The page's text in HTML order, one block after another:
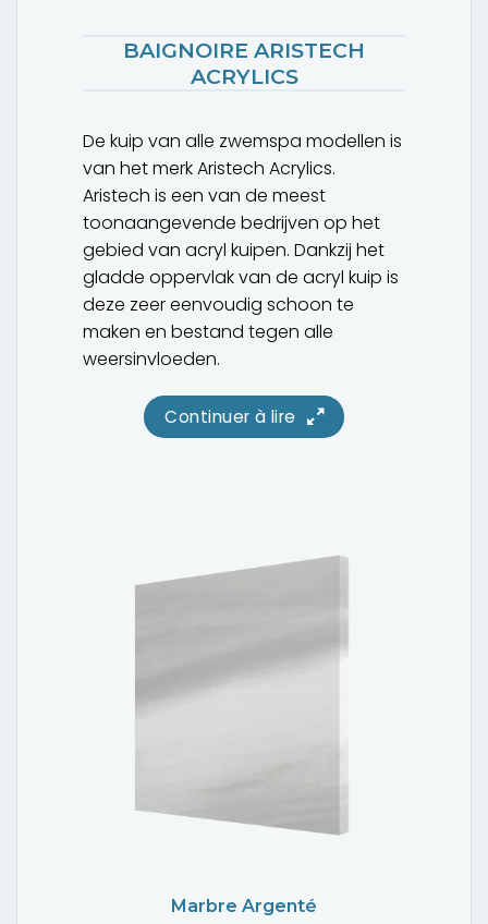
BAIGNOIRE ARISTECH
ACRYLICS
De kuip van alle zwemspa modellen is
van het merk Aristech Acrylics.
Aristech is een van de meest
toonaangevende bedrijven op het
gebied van acryl kuipen. Dankzij het
gladde oppervlak van de acryl kuip is
deze zeer eenvoudig schoon te
maken en bestand tegen alle
weersinvloeden.
Continuer à lire
Marbre Argenté